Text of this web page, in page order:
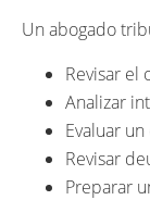
Un abogado
Revisar el
Analizar
Evaluar
Revisar
Preparar